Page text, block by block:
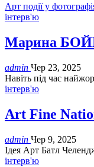
Арт події у
інтерв'ю
Марина
admin Чер 23, 2025
Навіть під час
інтерв'ю
Art Fine
admin Чер 9, 2025
Ідея Арт Батл
інтерв'ю